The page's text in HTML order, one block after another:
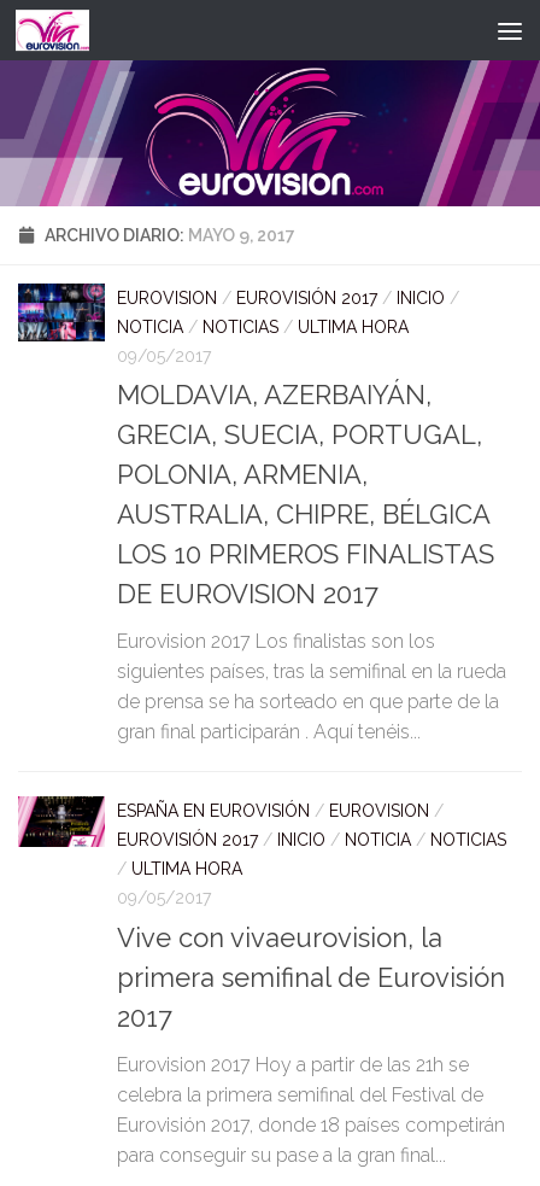
Saltar al contenido
ARCHIVO DIARIO: MAYO 9, 2017
EUROVISION / EUROVISIÓN 2017/ INICIO /
NOTICIA/ NOTICIAS / ULTIMA HORA
09/05/2017
MOLDAVIA, AZERBAIYÁN,
GRECIA, SUECIA, PORTUGAL,
POLONIA, ARMENIA,
AUSTRALIA, CHIPRE, BÉLGICA
LOS 10 PRIMEROS FINALISTAS
DE EUROVISION 2017
Eurovision 2017 Los finalistas son los
siguientes países, tras la semifinal en la rueda
de prensa se ha sorteado en que parte de la
gran final participarán . Aquí tenéis...
ESPAÑA EN EUROVISIÓN / EUROVISION /
EUROVISIÓN 2017/ INICIO / NOTICIA/ NOTICIAS
/ ULTIMA HORA
09/05/2017
Vive con vivaeurovision, la
primera semifinal de Eurovisión
2017
Eurovision 2017 Hoy a partir de las 21h se
celebra la primera semifinal del Festival de
Eurovisión 2017, donde 18 países competirán
para conseguir su pase a la gran final...